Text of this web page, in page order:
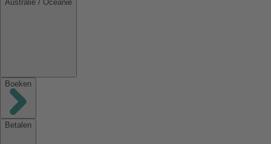
Australië / Oceanië
Boeken
Betalen